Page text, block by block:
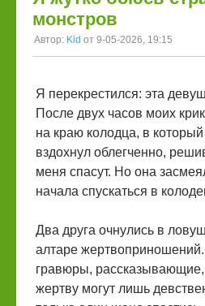
монстров
Автор: Kid от 9-05-2026, 19:15
Я перекрестился: эта
После двух часов моих
на краю колодца, в
вздохнул облегченно,
меня спасут. Но она
начала спускаться в
Два друга очнулись в
алтаре
гравюры, рассказывающие,
жертву могут лишь